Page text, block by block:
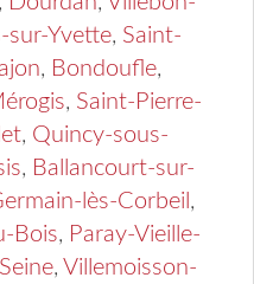
sur-Yvette, Saint-
, Bondoufle,
, Saint-Pierre-
, Quincy-sous-
, Ballancourt-sur-
lès-Corbeil ,
Bois, Paray-Vieille-
, Villemoisson-